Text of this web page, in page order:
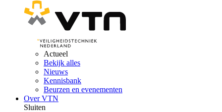
Actueel
Bekijk alles
Nieuws
Kennisbank
Beurzen en evenementen
Over VTN
Sluiten